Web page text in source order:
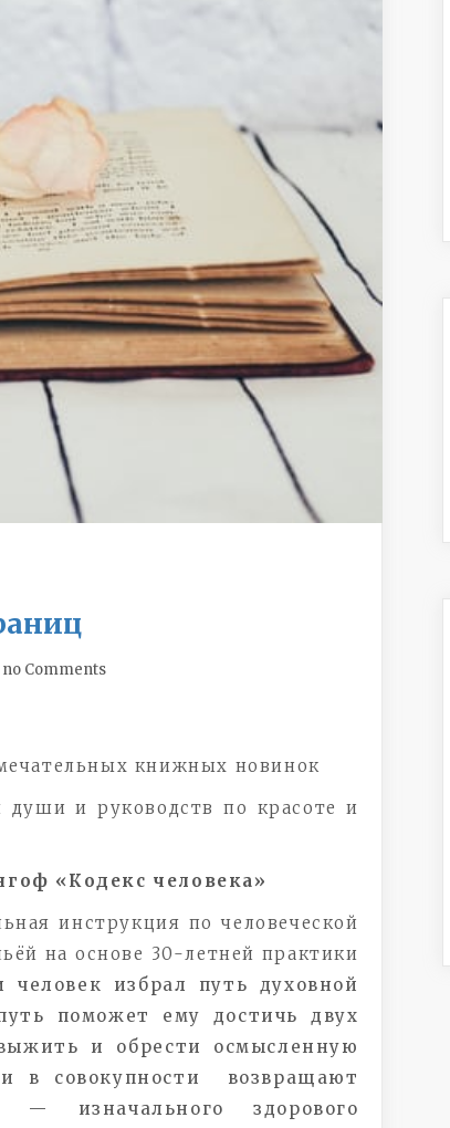
Comments
книжных новинок
души и руководств по красоте и
«Кодекс человека»
инструкция по человеческой
на основе 30-летней практики
человек избрал путь духовной
поможет ему достичь двух
и обрести осмысленную
в совокупности возвращают
— изначального здорового